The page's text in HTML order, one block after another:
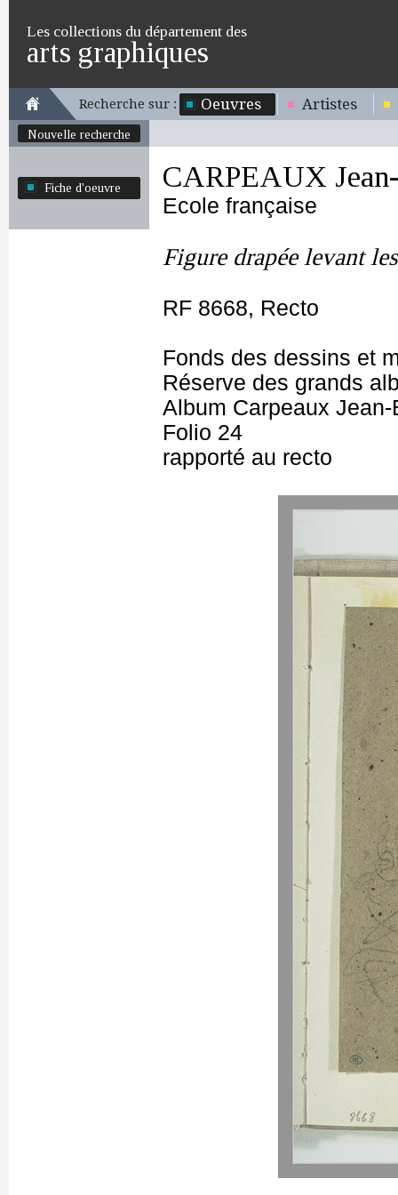
Les collections du département des
arts graphiques
Recherche sur : Oeuvres Artistes
Nouvelle recherche
Fiche d'oeuvre CARPEAUX
Ecole française
Figure drapée levant
RF 8668, Recto
Fonds des dessins et
Réserve des grands
Album Carpeaux
Folio 24
rapporté au recto